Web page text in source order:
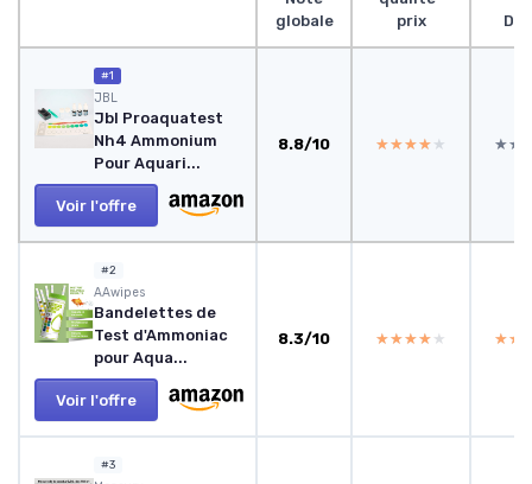
globale
prix
#1
JBL
Jbl Proaquatest
Nh4 Ammonium
Pour Aquari...
Voir l'offre
8.8/10 ★★★★★
★★★★★
#2
AAwipes
Bandelettes de
Test d'Ammoniac
pour Aqua...
Voir l'offre
8.3/10 ★★★★★
★★★★★
#3